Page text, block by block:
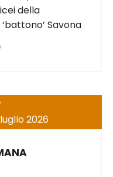
della
Savona
2026